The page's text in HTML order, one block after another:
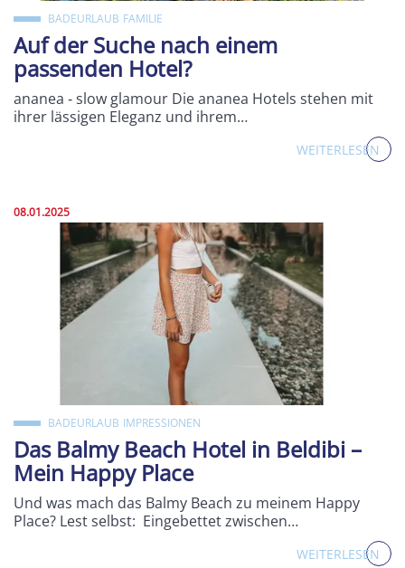
Auf der Suche nach einem
passenden Hotel?
BADEURLAUB FAMILIE
ananea ‐ slow glamour Die ananea Hotels stehen mit
ihrer lässigen Eleganz und ihrem…
WEITERLESEN
Veröffentlicht am:
08.01.2025
Das Balmy Beach Hotel in Beldibi –
Mein Happy Place
BADEURLAUB IMPRESSIONEN
Und was mach das Balmy Beach zu meinem Happy
Place? Lest selbst: Eingebettet zwischen…
WEITERLESEN